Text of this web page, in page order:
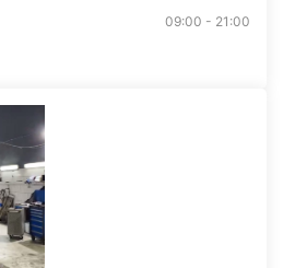
09:00 - 21:00